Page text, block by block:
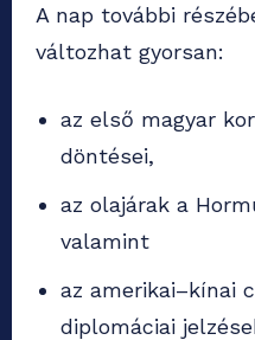
A nap további
változhat gyorsan:
az első magyar
döntései,
az olajárak a
valamint
az amerikai–kínai
diplomáciai